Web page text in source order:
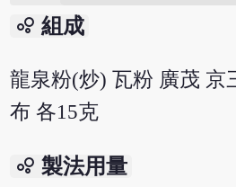
bubble_chart 組成
龍泉粉(炒) 瓦粉 廣茂 京
布 各15克
bubble_chart 製法用量